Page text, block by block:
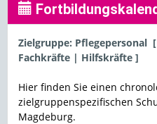
Zielgruppe: Pflegepersonal
Fachkräfte | Hilfskräfte ]
Hier finden Sie einen
zielgruppenspezifischen
Magdeburg.